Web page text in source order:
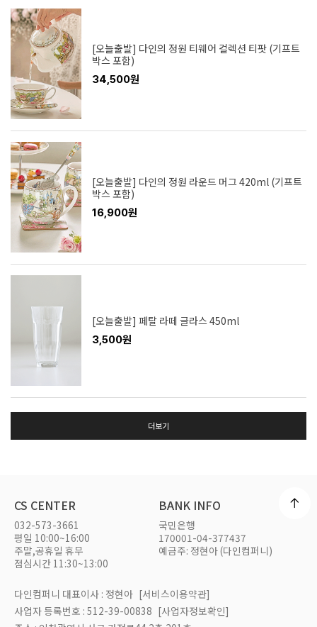
[오늘출발] 다인의 정원 티웨어 컬렉션 티팟 (기프트
박스 포함)
34,500원
[오늘출발] 다인의 정원 라운드 머그 420ml (기프트
박스 포함)
16,900원
[오늘출발] 페탈 라떼 글라스 450ml
3,500원
더보기
CS CENTER
032-573-3661
평일 10:00~16:00
주말,공휴일 휴무
점심시간 11:30~13:00
BANK INFO
국민은행
170001-04-377437
예금주: 정현아 (다인컴퍼니)
다인컴퍼니 대표이사 : 정현아 [서비스이용약관]
사업자 등록번호 : 512-39-00838 [사업자정보확인]